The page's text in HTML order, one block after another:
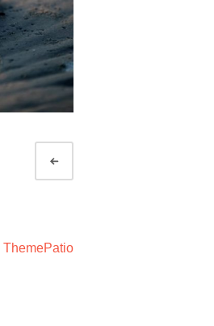
ThemePatio